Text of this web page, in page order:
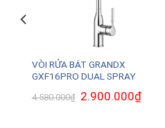
VÒI RỬA BÁT GRANDX
GXF16PRO DUAL SPRAY
4.580.000₫ Giá
gốc
2.900.000₫Giá
hiện